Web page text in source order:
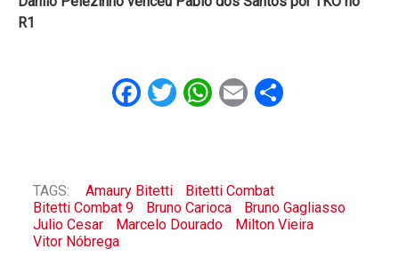
R1
Facebook
Twitter
WhatsApp
EmailShare
TAGS: Amaury Bitetti
Bitetti Combat
Bitetti Combat 9
Bruno Carioca
Bruno Gagliasso
Julio Cesar
Marcelo Dourado
Milton Vieira
Vitor Nóbrega